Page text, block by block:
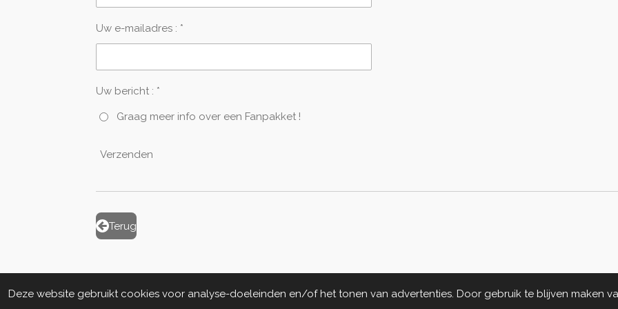
Deze website gebruikt cookies voor analyse-doeleinden en/of het tonen van advertenties. Door gebruik te blijven maken
Uw e-mailadres : *
Uw bericht : *
Graag meer info over een Fanpakket !
Verzenden
Terug